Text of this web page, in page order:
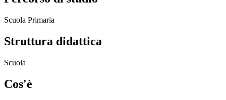
Scuola Primaria
Struttura didattica
Scuola
Cos'è